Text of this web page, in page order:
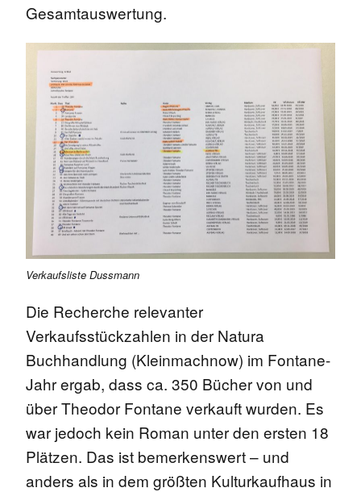
Gesamtauswertung.
Verkaufsliste Dussmann
Die Recherche relevanter
Verkaufsstückzahlen in der Natura
Buchhandlung (Kleinmachnow) im Fontane-
Jahr ergab, dass ca. 350 Bücher von und
über Theodor Fontane verkauft wurden. Es
war jedoch kein Roman unter den ersten 18
Plätzen. Das ist bemerkenswert – und
anders als in dem größten Kulturkaufhaus in